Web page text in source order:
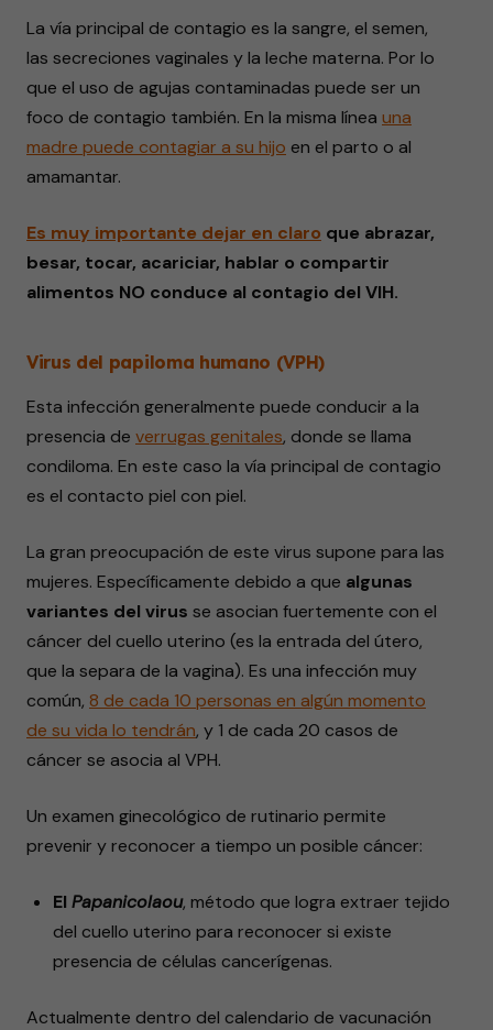
La vía principal de contagio es la sangre, el semen,
las secreciones vaginales y la leche materna. Por lo
que el uso de agujas contaminadas puede ser un
foco de contagio también. En la misma línea una
madre puede contagiar a su hijo en el parto o al
amamantar.
Es muy importante dejar en claro que abrazar,
besar, tocar, acariciar, hablar o compartir
alimentos NO conduce al contagio del VIH.
Virus del papiloma humano (VPH)
Esta infección generalmente puede conducir a la
presencia de verrugas genitales, donde se llama
condiloma. En este caso la vía principal de contagio
es el contacto piel con piel.
La gran preocupación de este virus supone para las
mujeres. Específicamente debido a que algunas
variantes del virus se asocian fuertemente con el
cáncer del cuello uterino (es la entrada del útero,
que la separa de la vagina). Es una infección muy
común, 8 de cada 10 personas en algún momento
de su vida lo tendrán, y 1 de cada 20 casos de
cáncer se asocia al VPH.
Un examen ginecológico de rutinario permite
prevenir y reconocer a tiempo un posible cáncer:
El Papanicolaou, método que logra extraer tejido
del cuello uterino para reconocer si existe
presencia de células cancerígenas.
Actualmente dentro del calendario de vacunación